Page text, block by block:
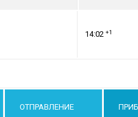
14:02 +1
ОТПРАВЛЕНИЕ